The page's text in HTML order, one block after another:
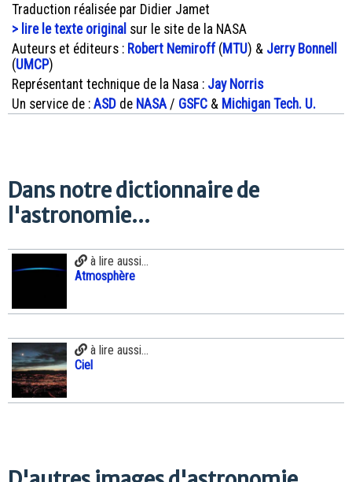
Traduction réalisée par Didier Jamet
> lire le texte original sur le site de la NASA
Auteurs et éditeurs : Robert Nemiroff(MTU) & Jerry Bonnell
(UMCP)
Représentant technique de la Nasa : Jay Norris
Un service de : ASD de NASA / GSFC & Michigan Tech. U.
Dans notre dictionnaire de
l'astronomie...
à lire aussi...
Atmosphère
à lire aussi...
Ciel